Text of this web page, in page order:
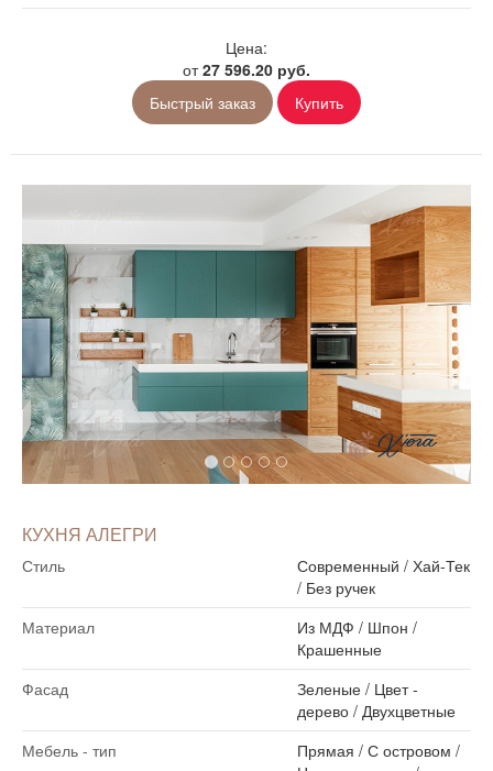
Цена:
от27 596.20 руб.
Быстрый заказ
Купить
КУХНЯ АЛЕГРИ
Стиль Современный / Хай-Тек
/ Без ручек
Материал
Из МДФ / Шпон /
Крашенные
Фасад
Зеленые/ Цвет -
дерево/ Двухцветные
Мебель - тип
Прямая / С островом /